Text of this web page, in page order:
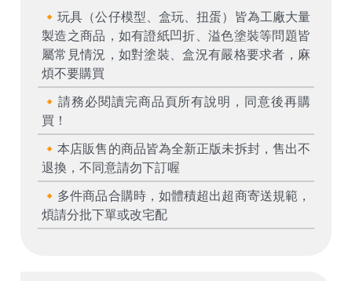
🔸玩具（公仔模型、盒玩、扭蛋）皆為工廠大量
製造之商品，如有證紙凹折、溢色塗裝等問題皆
屬常見情況，如對塗裝、盒況有嚴格要求者，麻
煩不要購買
🔸請務必閱讀完商品頁所有說明，同意後再購
買！
🔸本店販售的商品皆為全新正版未拆封，售出不
退換，不同意請勿下訂喔
🔸多件商品合購時，如體積超出超商寄送規範，
煩請分批下單或改宅配